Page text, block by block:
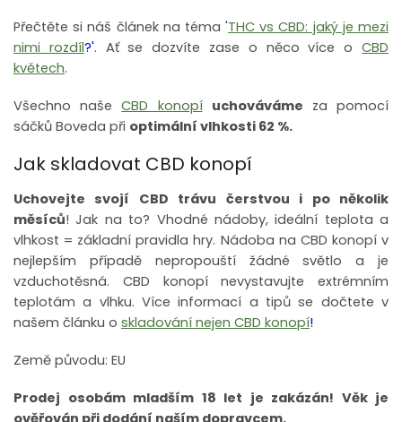
Přečtěte si náš článek na téma 'THC vs CBD: jaký je mezi
nimi rozdíl?'. Ať se dozvíte zase o něco více oCBD
květech.
Všechno našeCBD konopí uchováváme za pomocí
sáčků Boveda při optimální vlhkosti 62 %.
Jak skladovat CBD konopí
Uchovejte svojí CBD trávu čerstvou i po několik
měsíců! Jak na to? Vhodné nádoby, ideální teplota a
vlhkost = základní pravidla hry. Nádoba na CBD konopí v
nejlepším případě nepropouští žádné světlo a je
vzduchotěsná. CBD konopí nevystavujte extrémním
teplotám a vlhku. Více informací a tipů se dočtete v
našem článku o skladování nejen CBD konopí!
Země původu: EU
Prodej osobám mladším 18 let je zakázán! Věk je
ověřován při dodání naším dopravcem.